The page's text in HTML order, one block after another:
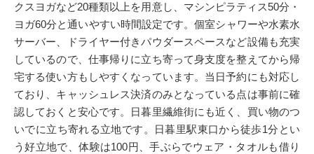
クスヨガなど20種類以上を用意し、マシンピラティス50分・
ヨガ60分と通いやすい時間設定です。個室シャワーや水素水
サーバー、ドライヤー付きパウダースペースなど設備も充実
しているので、仕事帰りに立ち寄って身支度を整えてから帰
宅する使い方もしやすくなっています。当日予約にも対応し
ており、キャッシュレス決済のみとなっている点は事前に確
認しておくと安心です。日暮里繊維街にも近く、買い物のつ
いでに立ち寄れる立地です。日暮里駅東口から徒歩1分とい
う好立地で、体験は100円、手ぶらでウェア・タオルも借り